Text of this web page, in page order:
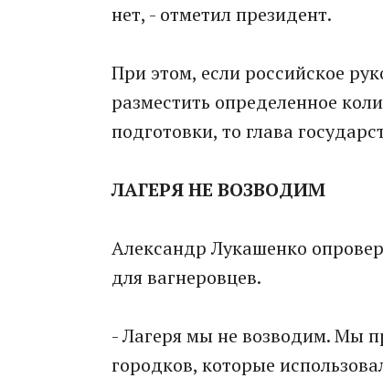
нет, - отметил президент.
При этом, если российское
разместить определенное
подготовки, то глава
ЛАГЕРЯ НЕ ВОЗВОДИМ
Александр Лукашенко
для вагнеровцев.
- Лагеря мы не возводим. Мы
городков, которые